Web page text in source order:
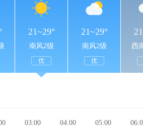
21~29°
南风2级
优
21~29°
南风2级
优
西
03:00 04:00 05:00